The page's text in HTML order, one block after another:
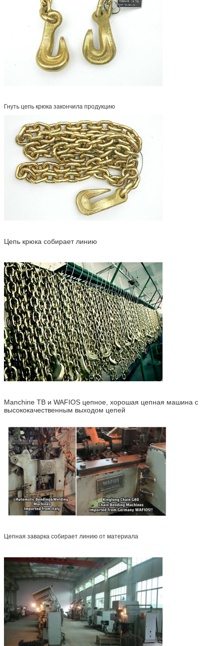
Гнуть цепь крюка закончила продукцию
Цепь крюка собирает линию
Manchine ТВ и WAFIOS цепное, хорошая цепная машина с
высококачественным выходом цепей
Цепная заварка собирает линию от материала